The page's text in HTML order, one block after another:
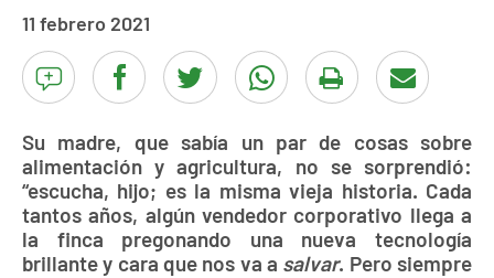
11 febrero 2021
Su madre, que sabía un par de cosas sobre
alimentación y agricultura, no se sorprendió:
“escucha, hijo; es la misma vieja historia. Cada
tantos años, algún vendedor corporativo llega a
la finca pregonando una nueva tecnología
brillante y cara que nos va a salvar. Pero siempre